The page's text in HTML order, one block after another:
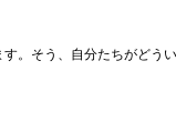
。そう、自分たちがどう